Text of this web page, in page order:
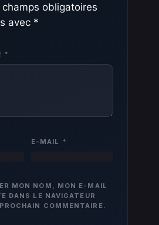
champs obligatoires
avec *
*
E-MAIL *
MON NOM, MON E-MAIL
DANS LE NAVIGATEUR
COMMENTAIRE.